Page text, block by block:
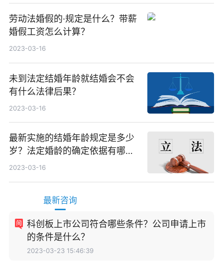
劳动法婚假的·规定是什么？带薪
婚假工资怎么计算？
2023-03-16
未到法定结婚年龄就结婚会不会
有什么法律后果？
2023-03-16
最新实施的结婚年龄规定是多少
岁？法定婚龄的确定依据有哪
些？
2023-03-16
最新咨询
科创板上市公司符合哪些条件？公司申请上市
的条件是什么？
2023-03-23 15:46:39